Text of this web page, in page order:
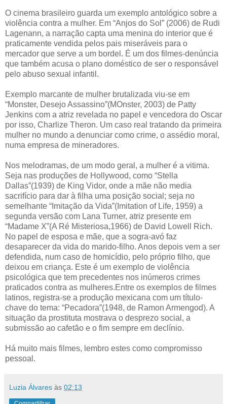
O cinema brasileiro guarda um exemplo antológico sobre a
violência contra a mulher. Em “Anjos do Sol” (2006) de Rudi
Lagenann, a narração capta uma menina do interior que é
praticamente vendida pelos pais miseráveis para o
mercador que serve a um bordel. É um dos filmes-denúncia
que também acusa o plano doméstico de ser o responsável
pelo abuso sexual infantil.
Exemplo marcante de mulher brutalizada viu-se em
“Monster, Desejo Assassino”(MOnster, 2003) de Patty
Jenkins com a atriz revelada no papel e vencedora do Oscar
por isso, Charlize Theron. Um caso real tratando da primeira
mulher no mundo a denunciar como crime, o assédio moral,
numa empresa de mineradores.
Nos melodramas, de um modo geral, a mulher é a vitima.
Seja nas produções de Hollywood, como “Stella
Dallas”(1939) de King Vidor, onde a mãe não media
sacrifício para dar à filha uma posição social; seja no
semelhante “Imitação da Vida”(Imitation of Life, 1959) a
segunda versão com Lana Turner, atriz presente em
“Madame X”(A Ré Misteriosa,1966) de David Lowell Rich.
No papel de esposa e mãe, que a sogra-avó faz
desaparecer da vida do marido-filho. Anos depois vem a ser
defendida, num caso de homicídio, pelo próprio filho, que
deixou em criança. Este é um exemplo de violência
psicológica que tem precedentes nos inúmeros crimes
praticados contra as mulheres.Entre os exemplos de filmes
latinos, registra-se a produção mexicana com um título-
chave do tema: “Pecadora”(1948, de Ramon Armengod). A
situação da prostituta mostrava o desprezo social, a
submissão ao cafetão e o fim sempre em declínio.
Há muito mais filmes, lembro estes como compromisso
pessoal.
Luzia Álvares às 02:13